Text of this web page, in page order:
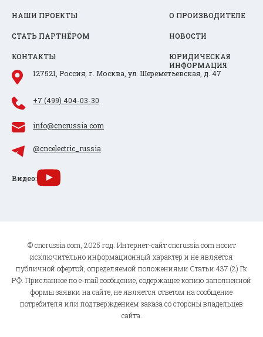
НАШИ ПРОЕКТЫ О ПРОИЗВОДИТЕЛЕ
СТАТЬ ПАРТНЁРОМ НОВОСТИ
КОНТАКТЫ
ЮРИДИЧЕСКАЯ
ИНФОРМАЦИЯ
127521, Россия, г. Москва, ул. Шереметьевская, д. 47
+7 (499) 404-03-30
info@cncrussia.com
@cncelectric_russia
Видео:
© cncrussia.com, 2025 год. Интернет-сайт cncrussia.com носит
исключительно информационный характер и не является
публичной офертой, определяемой положениями Статьи 437 (2) Гк
РФ. Присланное по e-mail сообщение, содержащее копию заполненной
формы заявки на сайте, не является ответом на сообщение
потребителя или подтверждением заказа со стороны владельцев
сайта.